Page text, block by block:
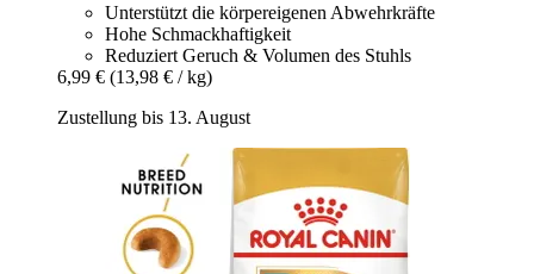
Unterstützt die körpereigenen Abwehrkräfte
Hohe Schmackhaftigkeit
Reduziert Geruch & Volumen des Stuhls
6,99 € (13,98 € / kg)
Zustellung bis 13. August